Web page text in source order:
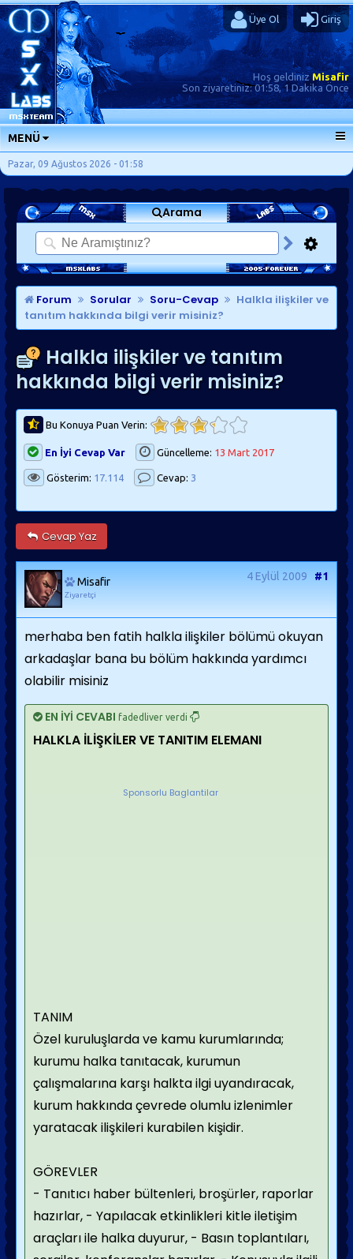
Üye Ol Giriş
Hoş geldinizMisafir
Son ziyaretiniz:01:58, 1 Dakika Önce
MENÜ
ANA SAYFA
FORUMLAR
SORU-CEVAP
GÜNLÜKLER
SON MESAJLAR
KISAYOLLAR
Pazar, 09 Ağustos 2026 - 01:58
Arama
Forum Sorular Soru-Cevap
Halkla ilişkiler ve
tanıtım hakkında bilgi verir misiniz?
Halkla ilişkiler ve tanıtım
hakkında bilgi verir misiniz?
Bu Konuya Puan Verin:
En İyi Cevap Var Güncelleme: 13 Mart 2017
Gösterim: 17.114 Cevap: 3
Cevap Yaz
Misafir
Ziyaretçi
4 Eylül 2009 #1
merhaba ben fatih halkla ilişkiler bölümü okuyan
arkadaşlar bana bu bölüm hakkında yardımcı
olabilir misiniz
EN İYİ CEVABI fadedliver verdi
HALKLA İLİŞKİLER VE TANITIM ELEMANI
Sponsorlu Baglantilar
TANIM
Özel kuruluşlarda ve kamu kurumlarında;
kurumu halka tanıtacak, kurumun
çalışmalarına karşı halkta ilgi uyandıracak,
kurum hakkında çevrede olumlu izlenimler
yaratacak ilişkileri kurabilen kişidir.
GÖREVLER
- Tanıtıcı haber bültenleri, broşürler, raporlar
hazırlar, - Yapılacak etkinlikleri kitle iletişim
araçları ile halka duyurur, - Basın toplantıları,